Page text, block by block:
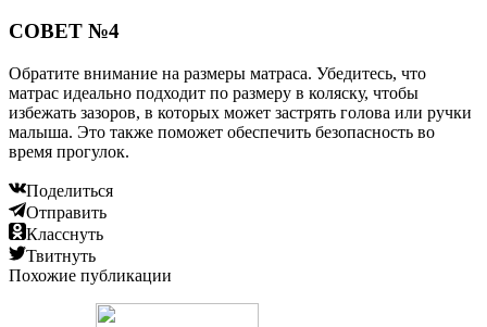
СОВЕТ №4
Обратите внимание на размеры матраса. Убедитесь, что
матрас идеально подходит по размеру в коляску, чтобы
избежать зазоров, в которых может застрять голова или ручки
малыша. Это также поможет обеспечить безопасность во
время прогулок.
Поделиться
Отправить
Класснуть
Твитнуть
Похожие публикации